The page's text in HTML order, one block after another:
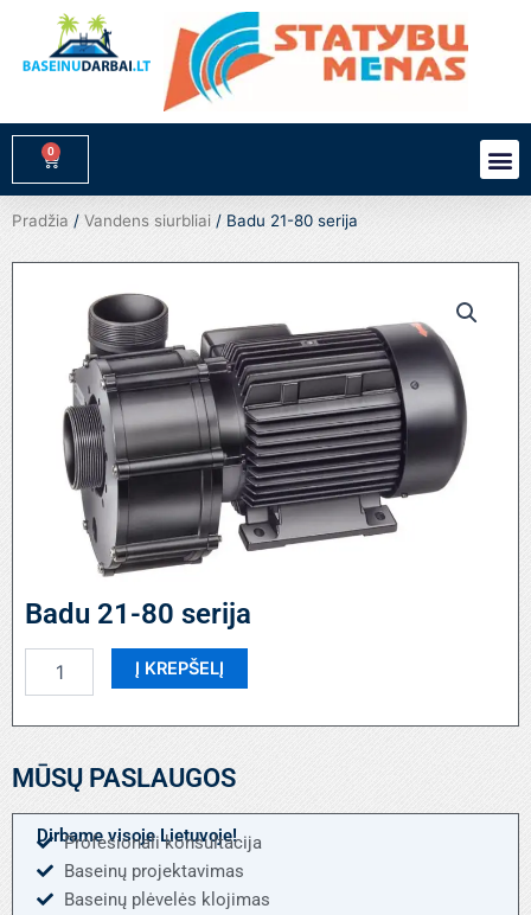
turinio
0
Cart
Pradžia / Vandens siurbliai / Badu 21-80 serija
Badu 21-80 serija
kiekis:
21-
serija
Į KREPŠELĮ
MŪSŲ PASLAUGOS
Dirbame visoje Lietuvoje!
Profesionali konsultacija
Baseinų projektavimas
Baseinų plėvelės klojimas